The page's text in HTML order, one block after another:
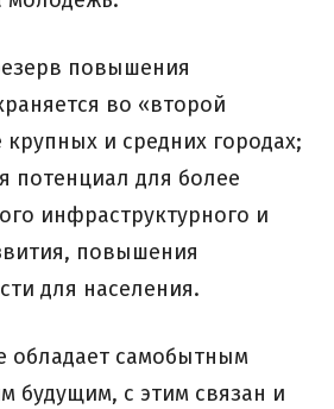
повышения
во «второй
и средних городах;
потенциал для более
инфраструктурного и
повышения
для населения.
обладает самобытным
будущим, с этим связан и